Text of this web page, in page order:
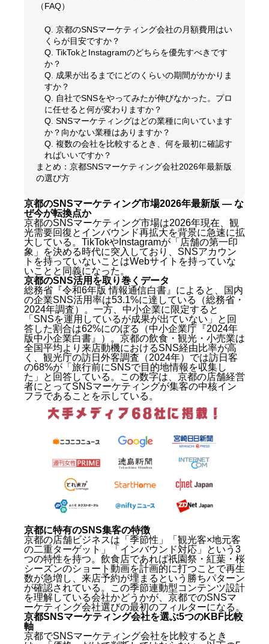
（FAQ）
Q. 京都のSNSマーケティング会社の月額費用はい
くらが目安ですか？
Q. TikTokとInstagramのどちらを優先すべきです
か？
Q. 成果が出るまでにどのくらいの期間がかかりま
すか？
Q. 自社でSNSをやってみたが伸びなかった。プロ
に任せると何が変わりますか？
Q. SNSマーケティングはどの業種に向いています
か？向かない業種はありますか？
Q. 複数の会社を比較するとき、何を最初に確認す
ればいいですか？
まとめ：京都SNSマーケティング会社2026年最新版
の選び方
京都のSNSマーケティング市場2026年最新版 — な
ぜ今が転換点か
京都のSNSマーケティング市場は2026年現在、観
光需要回復とインバウンド再拡大を背景に急速に拡
大している。TikTokやInstagramが「店舗の第一印
象」を決める時代に突入しており、SNSアカウン
トを持っていないことはWebサイトを持っていな
いことと同義になった。
京都のSNS活用を取り巻くデータ
総務省『令和6年版 情報通信白書』によると、国内
の企業SNS活用率は53.1%に達している（総務省・
2024年調査）。一方、中小企業に限定すると
「SNSを運用しているが成果が出ていない」と回
答した割合は62%にのぼる（中小企業庁『2024年
版中小企業白書』）。京都の飲食・観光・小売業は
全国平均より来店動機におけるSNS経由比率が高
く、観光庁の訪日外客調査（2024年）では訪日客
の68%が「旅行前にSNSで目的地情報を収集し
た」と回答している。この数字は、京都の店舗経営
者にとってSNSマーケティングが集客の中核イン
フラであることを示している。
京都に特有のSNS集客の特徴
京都の店舗ビジネスは「季節性」「観光客×地元客
の二重ターゲット」「インバウンド対応」という3
つの特性を持つ。飲食店であれば祇園祭・紅葉・桜
シーズンのショート動画を計画的に打つことで再生
数が急増し、来店予約が埋まるという勝ちパターン
が確認されている。この季節連動型コンテンツ設計
を理解している会社かどうかが、京都でのSNSマ
ーケティング会社選びの最初のフィルターになる。
京都SNSマーケティング会社を選ぶ5つのKBF比較
軸
京都でSNSマーケティング会社を比較するとき